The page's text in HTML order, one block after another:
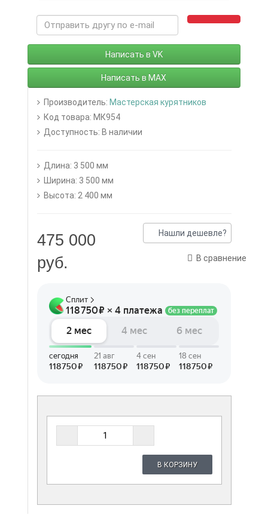
Написать в VK
Написать в MAX
Производитель: Мастерская курятников
Код товара: МК954
Доступность: В наличии
Длина: 3 500 мм
Ширина: 3 500 мм
Высота: 2 400 мм
475 000
руб.
Нашли дешевле?
В сравнение
В КОРЗИНУ